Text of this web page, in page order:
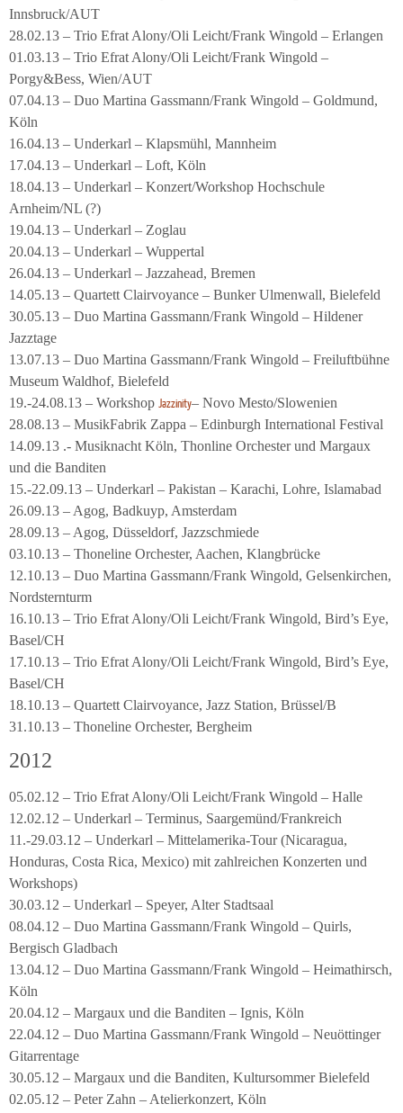
Innsbruck/AUT
28.02.13 – Trio Efrat Alony/Oli Leicht/Frank Wingold – Erlangen
01.03.13 – Trio Efrat Alony/Oli Leicht/Frank Wingold –
Porgy&Bess, Wien/AUT
07.04.13 – Duo Martina Gassmann/Frank Wingold – Goldmund,
Köln
16.04.13 – Underkarl – Klapsmühl, Mannheim
17.04.13 – Underkarl – Loft, Köln
18.04.13 – Underkarl – Konzert/Workshop Hochschule
Arnheim/NL (?)
19.04.13 – Underkarl – Zoglau
20.04.13 – Underkarl – Wuppertal
26.04.13 – Underkarl – Jazzahead, Bremen
14.05.13 – Quartett Clairvoyance – Bunker Ulmenwall, Bielefeld
30.05.13 – Duo Martina Gassmann/Frank Wingold – Hildener
Jazztage
13.07.13 – Duo Martina Gassmann/Frank Wingold – Freiluftbühne
Museum Waldhof, Bielefeld
19.-24.08.13 – Workshop Jazzinity– Novo Mesto/Slowenien
28.08.13 – MusikFabrik Zappa – Edinburgh International Festival
14.09.13 .- Musiknacht Köln, Thonline Orchester und Margaux
und die Banditen
15.-22.09.13 – Underkarl – Pakistan – Karachi, Lohre, Islamabad
26.09.13 – Agog, Badkuyp, Amsterdam
28.09.13 – Agog, Düsseldorf, Jazzschmiede
03.10.13 – Thoneline Orchester, Aachen, Klangbrücke
12.10.13 – Duo Martina Gassmann/Frank Wingold, Gelsenkirchen,
Nordsternturm
16.10.13 – Trio Efrat Alony/Oli Leicht/Frank Wingold, Bird’s Eye,
Basel/CH
17.10.13 – Trio Efrat Alony/Oli Leicht/Frank Wingold, Bird’s Eye,
Basel/CH
18.10.13 – Quartett Clairvoyance, Jazz Station, Brüssel/B
31.10.13 – Thoneline Orchester, Bergheim
2012
05.02.12 – Trio Efrat Alony/Oli Leicht/Frank Wingold – Halle
12.02.12 – Underkarl – Terminus, Saargemünd/Frankreich
11.-29.03.12 – Underkarl – Mittelamerika-Tour (Nicaragua,
Honduras, Costa Rica, Mexico) mit zahlreichen Konzerten und
Workshops)
30.03.12 – Underkarl – Speyer, Alter Stadtsaal
08.04.12 – Duo Martina Gassmann/Frank Wingold – Quirls,
Bergisch Gladbach
13.04.12 – Duo Martina Gassmann/Frank Wingold – Heimathirsch,
Köln
20.04.12 – Margaux und die Banditen – Ignis, Köln
22.04.12 – Duo Martina Gassmann/Frank Wingold – Neuöttinger
Gitarrentage
30.05.12 – Margaux und die Banditen, Kultursommer Bielefeld
02.05.12 – Peter Zahn – Atelierkonzert, Köln